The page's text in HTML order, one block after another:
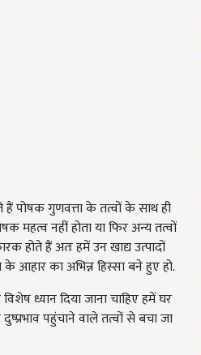
हैं पोषक गुणवत्ता के तत्वों के साथ ही
महत्व नहीं होता या फिर अन्य तत्वों
होते हैं अतः हमें उन खाद्य उत्पादों
आहार का अभिन्न हिस्सा बने हुए हो.
ध्यान दिया जाना चाहिए हमें घर
पहुंचाने वाले तत्वों से बचा जा